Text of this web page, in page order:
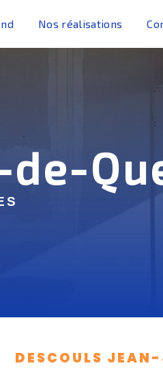
Nos réalisations
DESCOULS